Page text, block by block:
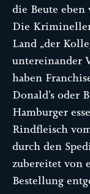
die Beute
Die
Land „der
untereinander
haben
Donald’s oder
Hamburger
Rindfleisch
durch den
zubereitet von
Bestellung